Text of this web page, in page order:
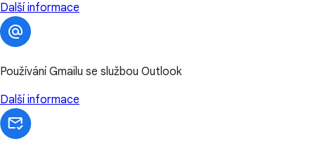
Další informace
Používání Gmailu se službou Outlook
Další informace